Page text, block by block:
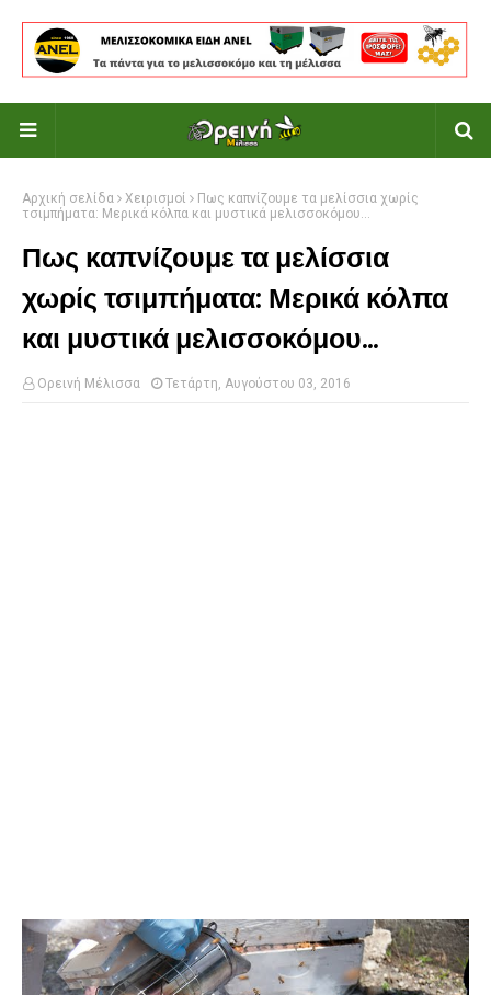
Αρχική σελίδα Χειρισμοί
Πως καπνίζουμε τα μελίσσια χωρίς
τσιμπήματα: Μερικά κόλπα και μυστικά μελισσοκόμου...
Πως καπνίζουμε τα μελίσσια
χωρίς τσιμπήματα: Μερικά κόλπα
και μυστικά μελισσοκόμου...
Ορεινή Μέλισσα Τετάρτη, Αυγούστου 03, 2016